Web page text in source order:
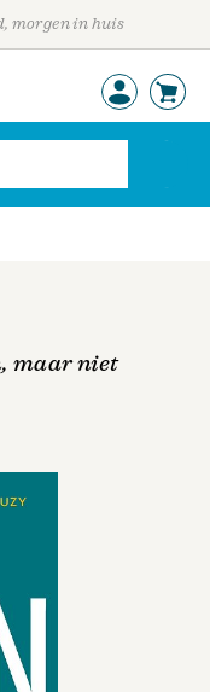
morgen in huis
maar niet